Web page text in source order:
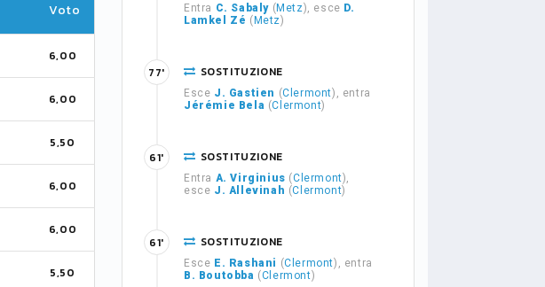
Voto
6,00
6,00
5,50
6,00
6,00
5,50
Entra C. Sabaly ( Metz), esce D.
Lamkel Zé ( Metz)
SOSTITUZIONE
Esce J. Gastien (Clermont), entra
Jérémie Bela (Clermont)
77'
SOSTITUZIONE
Entra A. Virginius (Clermont),
esce J. Allevinah (Clermont)
61'
SOSTITUZIONE
Esce E. Rashani (Clermont), entra
B. Boutobba (Clermont)
61'